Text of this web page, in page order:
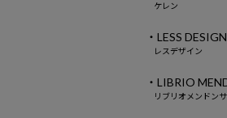
ケレン
・LESS DESIGN
レスデザイン
・LIBRIO
リブリオメンドンサ